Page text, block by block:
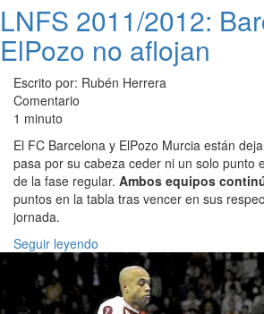
LNFS 2011/2012:
ElPozo no aflojan
Escrito por: Rubén Herrera
Comentario
1 minuto
El FC Barcelona y ElPozo Murcia están
pasa por su cabeza ceder ni un solo punto
de la fase regular. Ambos equipos
puntos en la tabla tras vencer en sus
jornada.
Seguir leyendo